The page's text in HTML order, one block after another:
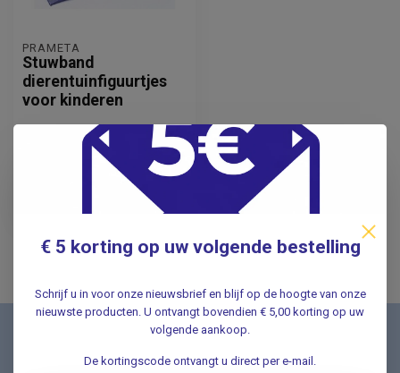
PRÄMETA
Stuwband
dierentuinfiguurtjes
voor kinderen
Incl. btw
Excl. btw
Schrijf u in voor onze nieuwsbrief en ontvang als eerste
€ 5 korting op uw volgende bestelling
Schrijf u in voor onze nieuwsbrief en blijf op de hoogte van onze
nieuwste producten. U ontvangt bovendien € 5,00 korting op uw
volgende aankoop.
De kortingscode ontvangt u direct per e-mail.